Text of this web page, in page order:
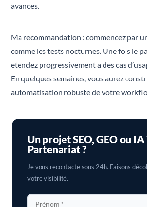
avances.
Ma recommandation : commencez par
comme les tests nocturnes. Une fois le
etendez progressivement a des cas
En quelques semaines, vous aurez
automatisation robuste de votre
Un projet SEO, GEO ou IA
Partenariat ?
Je vous recontacte sous 24h. Faisons
votre visibilité.